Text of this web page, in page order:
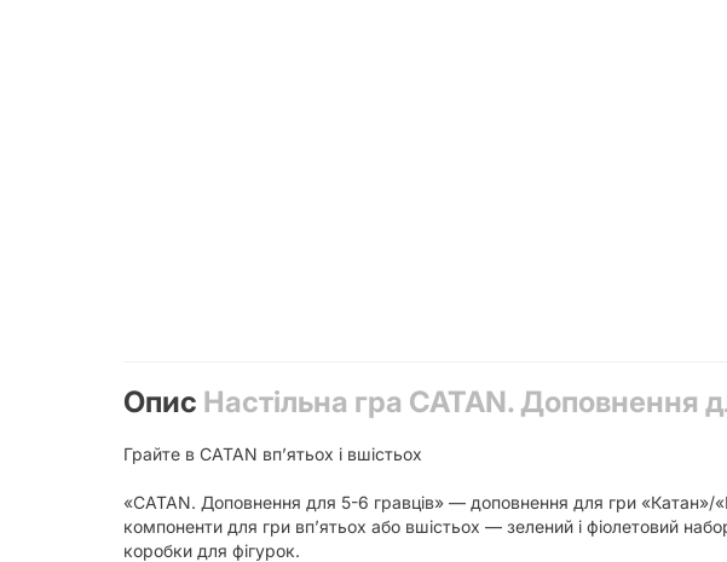
Опис Настільна гра CATAN. Доповнення
Грайте в CATAN вп’ятьох і вшістьох
«CATAN. Доповнення для 5-6 гравців» — доповнення для гри «Катан»/
компоненти для гри вп’ятьох або вшістьох — зелений і фіолетовий
коробки для фігурок.